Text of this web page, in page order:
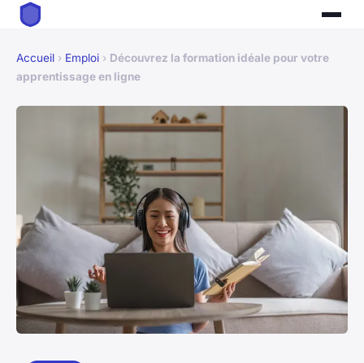
Accueil › Emploi › Découvrez la formation idéale pour votre
apprentissage en ligne